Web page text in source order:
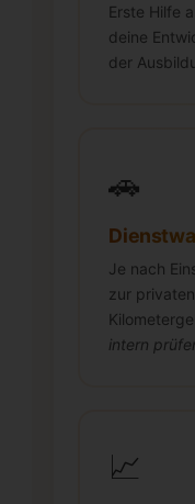
Erste Hilfe
deine
der
🚗
Je nach
zur
intern
📈